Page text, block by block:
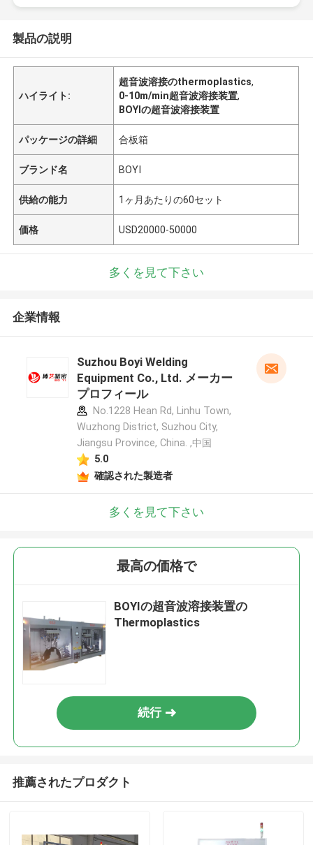
製品の説明
ハイライト:
超音波溶接のthermoplastics,
0-10m/min超音波溶接装置,
BOYIの超音波溶接装置
パッケージの詳細 合板箱
ブランド名 BOYI
供給の能力 1ヶ月あたりの60セット
価格 USD20000-50000
多くを見て下さい
企業情報
Suzhou Boyi Welding
Equipment Co., Ltd. メーカー
プロフィール
No.1228 Hean Rd, Linhu Town,
Wuzhong District, Suzhou City,
Jiangsu Province, China. ,中国
5.0
確認された製造者
多くを見て下さい
最高の価格で
BOYIの超音波溶接装置の
Thermoplastics
続行
推薦されたプロダクト